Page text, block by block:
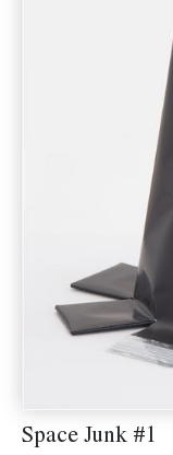
Space Junk #1